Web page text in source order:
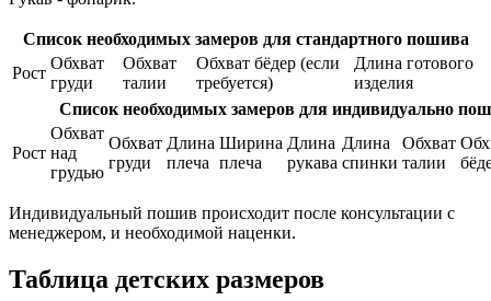
Список необходимых замеров для стандартного пошива
Рост
Обхват
груди
Обхват
талии
Обхват бёдер (если
требуется)
Длина готового
изделия
Список необходимых замеров для индивидуально
Рост
Обхват
над
грудью
Обхват
груди
Длина
плеча
Ширина
плеча
Длина
рукава
Длина
спинки
Обхват
талии
Индивидуальный пошив происходит после консультации с
менеджером, и необходимой наценки.
Таблица детских размеров